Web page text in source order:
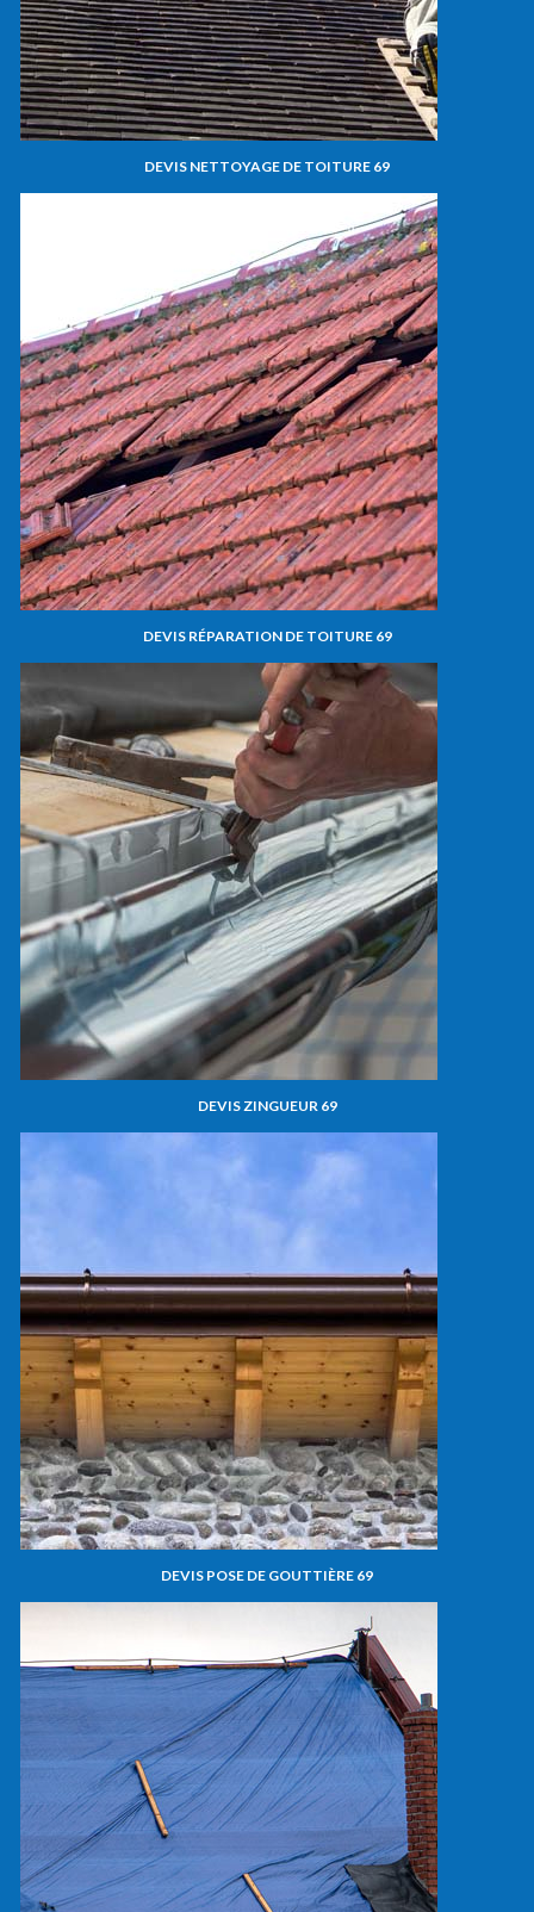
DEVIS NETTOYAGE DE TOITURE 69
DEVIS RÉPARATION DE TOITURE 69
DEVIS ZINGUEUR 69
DEVIS POSE DE GOUTTIÈRE 69